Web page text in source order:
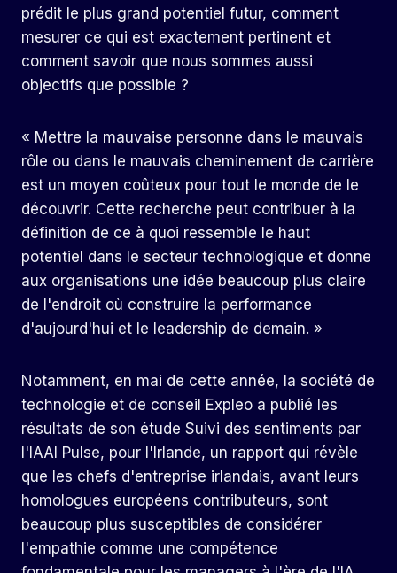
prédit le plus grand potentiel futur, comment
mesurer ce qui est exactement pertinent et
comment savoir que nous sommes aussi
objectifs que possible ?
« Mettre la mauvaise personne dans le mauvais
rôle ou dans le mauvais cheminement de carrière
est un moyen coûteux pour tout le monde de le
découvrir. Cette recherche peut contribuer à la
définition de ce à quoi ressemble le haut
potentiel dans le secteur technologique et donne
aux organisations une idée beaucoup plus claire
de l'endroit où construire la performance
d'aujourd'hui et le leadership de demain. »
Notamment, en mai de cette année, la société de
technologie et de conseil Expleo a publié les
résultats de son étude Suivi des sentiments par
l'IAAI Pulse, pour l'Irlande, un rapport qui révèle
que les chefs d'entreprise irlandais, avant leurs
homologues européens contributeurs, sont
beaucoup plus susceptibles de considérer
l'empathie comme une compétence